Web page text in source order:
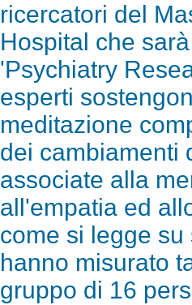
ricercatori del
Hospital che
'Psychiatry
esperti
meditazione
dei cambiamenti
associate alla
all'empatia ed
come si legge su
hanno misurato
gruppo di 16